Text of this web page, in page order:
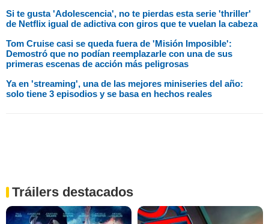
Si te gusta 'Adolescencia', no te pierdas esta serie 'thriller'
de Netflix igual de adictiva con giros que te vuelan la cabeza
Tom Cruise casi se queda fuera de 'Misión Imposible':
Demostró que no podían reemplazarle con una de sus
primeras escenas de acción más peligrosas
Ya en 'streaming', una de las mejores miniseries del año:
solo tiene 3 episodios y se basa en hechos reales
Tráilers destacados